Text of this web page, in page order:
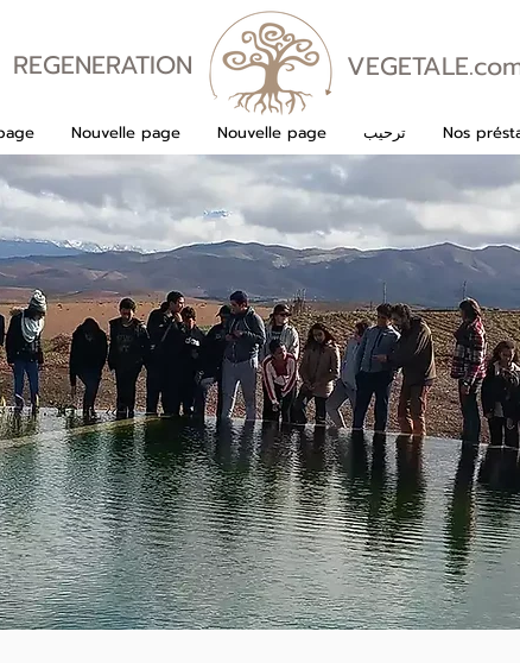
REGENERATION
Nouvelle page Nouvelle page ترحيب Nos